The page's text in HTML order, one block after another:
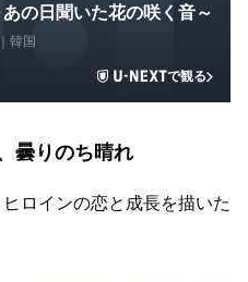
の日聞いた花の咲く音～
韓国
で観る
曇りのち晴れ
ロインの恋と成長を描いた